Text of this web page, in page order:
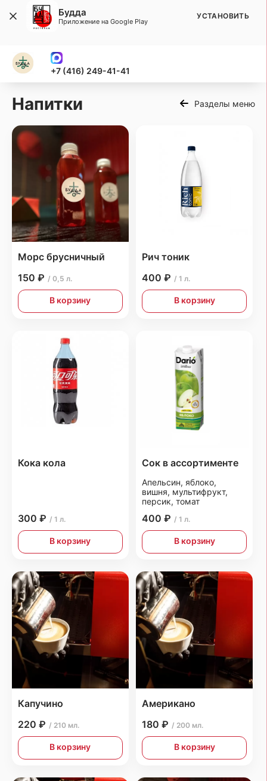
+7 (416) 249-41-41
Напитки Разделы меню
Морс брусничный
150 ₽ / 0,5 л.
В корзину
Рич тоник
400 ₽ / 1 л.
В корзину
Кока кола
300 ₽ / 1 л.
В корзину
Сок в ассортименте
Апельсин, яблоко,
вишня, мультифрукт,
персик, томат
400 ₽ / 1 л.
В корзину
Капучино
220 ₽ / 210 мл.
В корзину
Американо
180 ₽ / 200 мл.
В корзину
Будда
Приложение на Google Play
УСТАНОВИТЬ